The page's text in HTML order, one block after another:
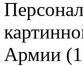
Армии